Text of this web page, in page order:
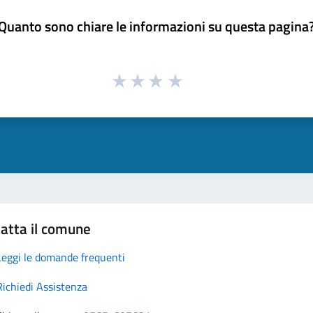
sono chiare le informazioni su questa
il comune
le domande frequenti
Assistenza